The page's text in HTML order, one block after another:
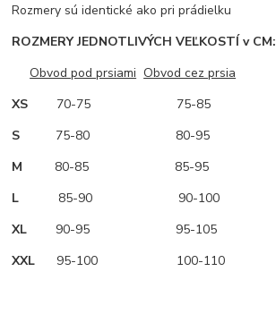
Rozmery sú identické ako pri prádielku
ROZMERY JEDNOTLIVÝCH VEĽKOSTÍ v CM:
Obvod pod prsiami Obvod cez prsia
XS 70-75 75-85
S 75-80 80-95
M 80-85 85-95
L 85-90 90-100
XL 90-95 95-105
XXL 95-100 100-110